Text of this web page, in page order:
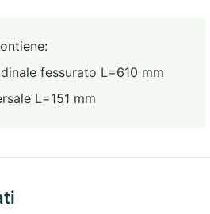
fessurato L=610 mm
L=151 mm